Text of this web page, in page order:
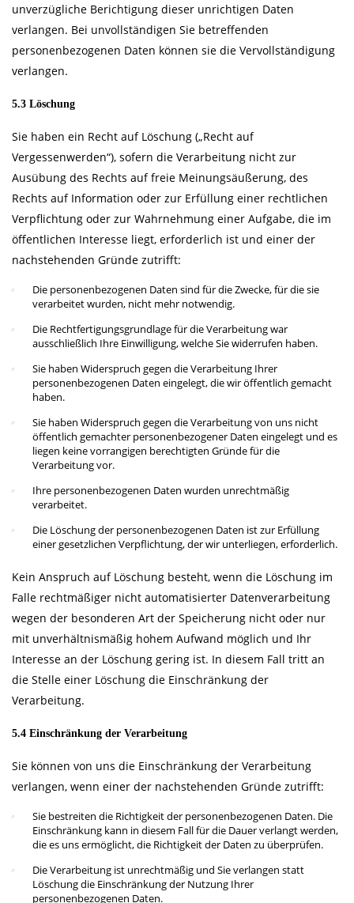
unverzügliche Berichtigung dieser unrichtigen Daten
verlangen. Bei unvollständigen Sie betreffenden
personenbezogenen Daten können sie die Vervollständigung
verlangen.
5.3 Löschung
Sie haben ein Recht auf Löschung („Recht auf
Vergessenwerden“), sofern die Verarbeitung nicht zur
Ausübung des Rechts auf freie Meinungsäußerung, des
Rechts auf Information oder zur Erfüllung einer rechtlichen
Verpflichtung oder zur Wahrnehmung einer Aufgabe, die im
öffentlichen Interesse liegt, erforderlich ist und einer der
nachstehenden Gründe zutrifft:
Die personenbezogenen Daten sind für die Zwecke, für die sie
verarbeitet wurden, nicht mehr notwendig.
Die Rechtfertigungsgrundlage für die Verarbeitung war
ausschließlich Ihre Einwilligung, welche Sie widerrufen haben.
Sie haben Widerspruch gegen die Verarbeitung Ihrer
personenbezogenen Daten eingelegt, die wir öffentlich gemacht
haben.
Sie haben Widerspruch gegen die Verarbeitung von uns nicht
öffentlich gemachter personenbezogener Daten eingelegt und es
liegen keine vorrangigen berechtigten Gründe für die
Verarbeitung vor.
Ihre personenbezogenen Daten wurden unrechtmäßig
verarbeitet.
Die Löschung der personenbezogenen Daten ist zur Erfüllung
einer gesetzlichen Verpflichtung, der wir unterliegen, erforderlich.
Kein Anspruch auf Löschung besteht, wenn die Löschung im
Falle rechtmäßiger nicht automatisierter Datenverarbeitung
wegen der besonderen Art der Speicherung nicht oder nur
mit unverhältnismäßig hohem Aufwand möglich und Ihr
Interesse an der Löschung gering ist. In diesem Fall tritt an
die Stelle einer Löschung die Einschränkung der
Verarbeitung.
5.4 Einschränkung der Verarbeitung
Sie können von uns die Einschränkung der Verarbeitung
verlangen, wenn einer der nachstehenden Gründe zutrifft:
Sie bestreiten die Richtigkeit der personenbezogenen Daten. Die
Einschränkung kann in diesem Fall für die Dauer verlangt werden,
die es uns ermöglicht, die Richtigkeit der Daten zu überprüfen.
Die Verarbeitung ist unrechtmäßig und Sie verlangen statt
Löschung die Einschränkung der Nutzung Ihrer
personenbezogenen Daten.